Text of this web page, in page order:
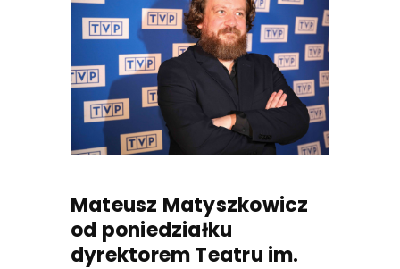
Mateusz Matyszkowicz
od poniedziałku
dyrektorem Teatru im.